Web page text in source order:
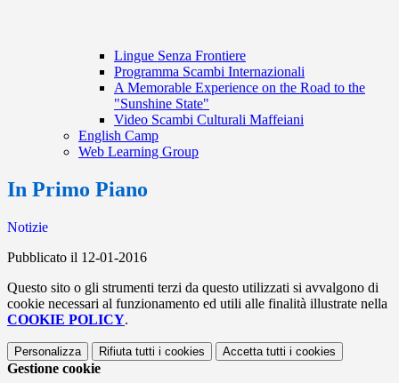
Lingue Senza Frontiere
Programma Scambi Internazionali
A Memorable Experience on the Road to the
"Sunshine State"
Video Scambi Culturali Maffeiani
English Camp
Web Learning Group
In Primo Piano
Notizie
Pubblicato il 12-01-2016
Questo sito o gli strumenti terzi da questo utilizzati si avvalgono di
cookie necessari al funzionamento ed utili alle finalità illustrate nella
COOKIE POLICY.
Personalizza Rifiuta tutti i cookies Accetta tutti i cookies
Gestione cookie